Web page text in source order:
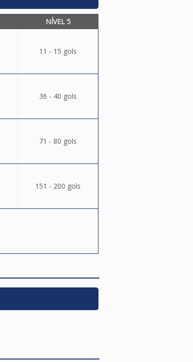
NÍVEL 5
11 - 15 gols
36 - 40 gols
71 - 80 gols
151 - 200 gols